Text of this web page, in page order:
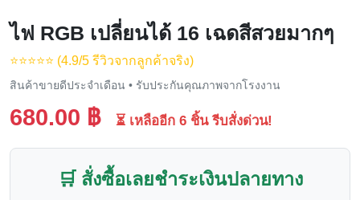
ไฟ RGB เปลี่ยนได้ 16 เฉดสีสวยมากๆ
⭐️⭐️⭐️⭐️⭐️ (4.9/5 รีวิวจากลูกค้าจริง)
สินค้าขายดีประจำเดือน • รับประกันคุณภาพจากโรงงาน
680.00 ฿ ⏳ เหลืออีก 6 ชิ้น รีบสั่งด่วน!
🛒 สั่งซื้อเลยชำระเงินปลายทาง